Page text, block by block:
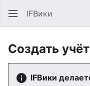
IFВики
Создать
IFВики